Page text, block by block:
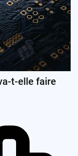
t-elle faire